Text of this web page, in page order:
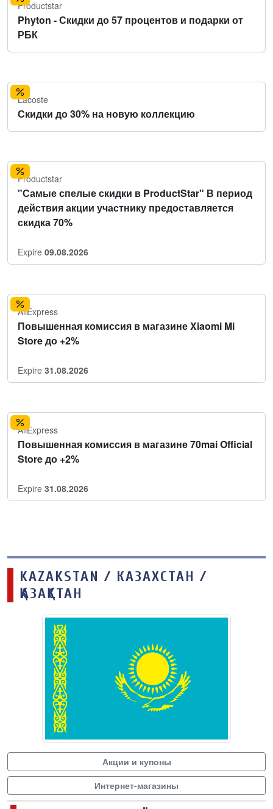
Productstar
Phyton - Скидки до 57 процентов и подарки от
РБК
Lacoste
Скидки до 30% на новую коллекцию
Productstar
"Самые спелые скидки в ProductStar" В период
действия акции участнику предоставляется
скидка 70%
Expire 09.08.2026
AliExpress
Повышенная комиссия в магазине Xiaomi Mi
Store до +2%
Expire 31.08.2026
AliExpress
Повышенная комиссия в магазине 70mai Official
Store до +2%
Expire 31.08.2026
KAZAKSTAN / КАЗАХСТАН /
ҚАЗАҚСТАН
Акции и купоны
Интернет-магазины